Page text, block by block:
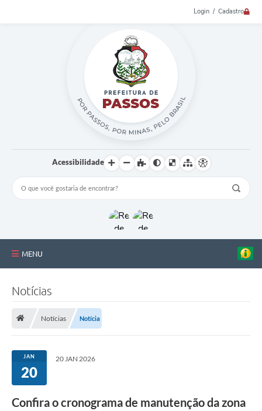
Login / Cadastro
Acessibilidade
MENU
Estrutura Administrativa
Galeria de Fotos
Notícias
Notícias Notícia
JAN
20
20 JAN 2026
Confira o cronograma de manutenção da zona